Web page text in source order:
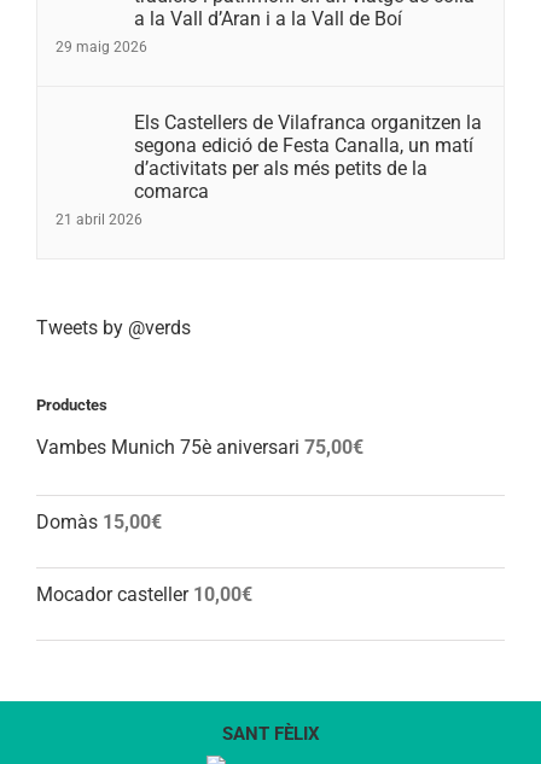
a la Vall d’Aran i a la Vall de Boí
29 maig 2026
Els Castellers de Vilafranca organitzen la
segona edició de Festa Canalla, un matí
d’activitats per als més petits de la
comarca
21 abril 2026
Tweets by @verds
Productes
Vambes Munich 75è aniversari 75,00€
Domàs 15,00€
Mocador casteller 10,00€
SANT FÈLIX